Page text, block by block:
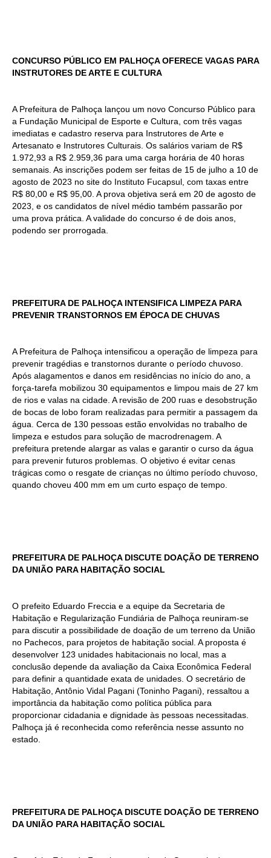
CONCURSO PÚBLICO EM PALHOÇA OFERECE VAGAS PARA
INSTRUTORES DE ARTE E CULTURA
A Prefeitura de Palhoça lançou um novo Concurso Público para
a Fundação Municipal de Esporte e Cultura, com três vagas
imediatas e cadastro reserva para Instrutores de Arte e
Artesanato e Instrutores Culturais. Os salários variam de R$
1.972,93 a R$ 2.959,36 para uma carga horária de 40 horas
semanais. As inscrições podem ser feitas de 15 de julho a 10 de
agosto de 2023 no site do Instituto Fucapsul, com taxas entre
R$ 80,00 e R$ 95,00. A prova objetiva será em 20 de agosto de
2023, e os candidatos de nível médio também passarão por
uma prova prática. A validade do concurso é de dois anos,
podendo ser prorrogada.
PREFEITURA DE PALHOÇA INTENSIFICA LIMPEZA PARA
PREVENIR TRANSTORNOS EM ÉPOCA DE CHUVAS
A Prefeitura de Palhoça intensificou a operação de limpeza para
prevenir tragédias e transtornos durante o período chuvoso.
Após alagamentos e danos em residências no início do ano, a
força-tarefa mobilizou 30 equipamentos e limpou mais de 27 km
de rios e valas na cidade. A revisão de 200 ruas e desobstrução
de bocas de lobo foram realizadas para permitir a passagem da
água. Cerca de 130 pessoas estão envolvidas no trabalho de
limpeza e estudos para solução de macrodrenagem. A
prefeitura pretende alargar as valas e garantir o curso da água
para prevenir futuros problemas. O objetivo é evitar cenas
trágicas como o resgate de crianças no último período chuvoso,
quando choveu 400 mm em um curto espaço de tempo.
PREFEITURA DE PALHOÇA DISCUTE DOAÇÃO DE TERRENO
DA UNIÃO PARA HABITAÇÃO SOCIAL
O prefeito Eduardo Freccia e a equipe da Secretaria de
Habitação e Regularização Fundiária de Palhoça reuniram-se
para discutir a possibilidade de doação de um terreno da União
no Pachecos, para projetos de habitação social. A proposta é
desenvolver 123 unidades habitacionais no local, mas a
conclusão depende da avaliação da Caixa Econômica Federal
para definir a quantidade exata de unidades. O secretário de
Habitação, Antônio Vidal Pagani (Toninho Pagani), ressaltou a
importância da habitação como política pública para
proporcionar cidadania e dignidade às pessoas necessitadas.
Palhoça já é reconhecida como referência nesse assunto no
estado.
PREFEITURA DE PALHOÇA DISCUTE DOAÇÃO DE TERRENO
DA UNIÃO PARA HABITAÇÃO SOCIAL